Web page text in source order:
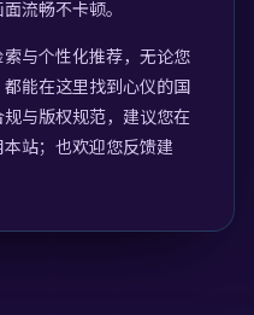
流畅不卡顿。
与个性化推荐，无论您
能在这里找到心仪的国
与版权规范，建议您在
站；也欢迎您反馈建